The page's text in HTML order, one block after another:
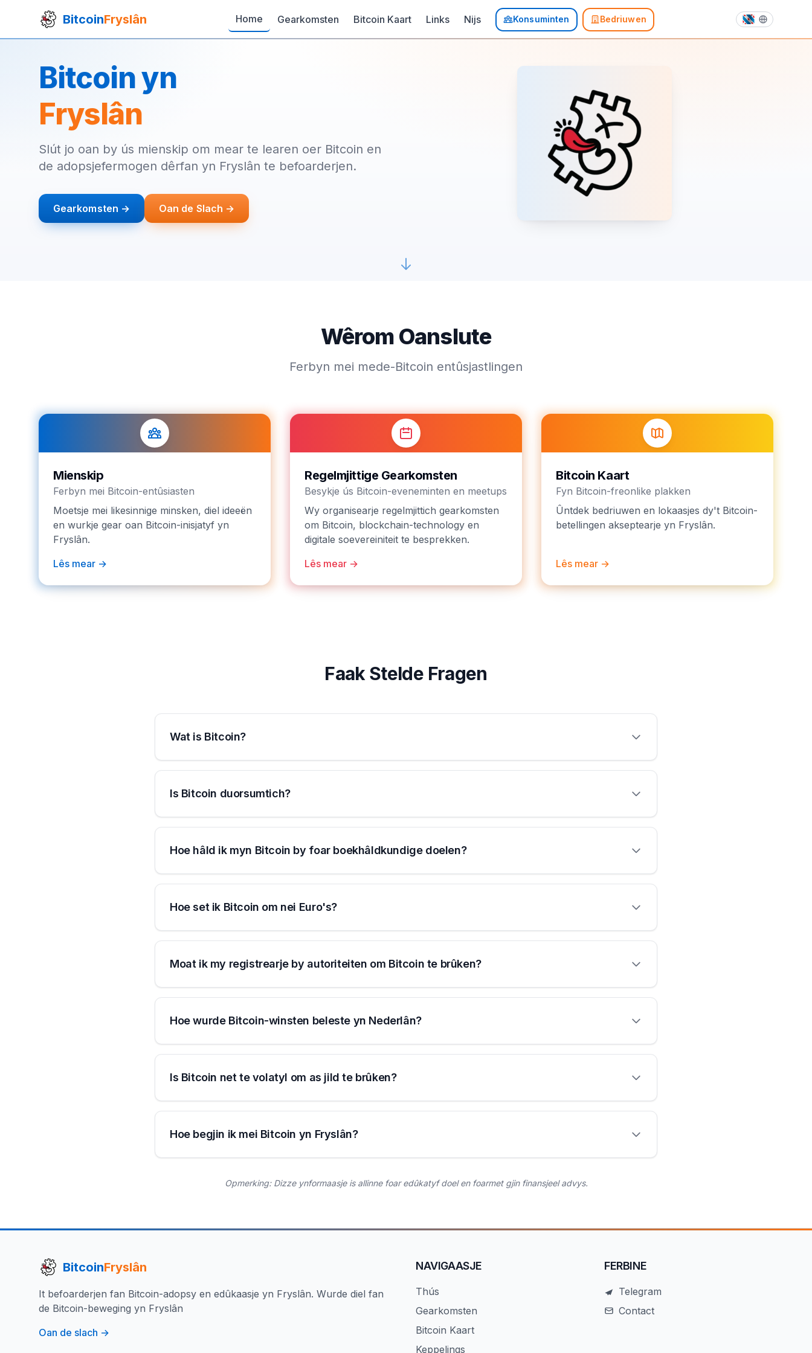
BitcoinFryslân Home Gearkomsten Bitcoin Kaart Links Nijs Konsuminten Bedriuwen
Bitcoin yn
Fryslân
Slút jo oan by ús mienskip om mear te learen oer Bitcoin en
de adopsjefermogen dêrfan yn Fryslân te befoarderjen.
Gearkomsten → Oan de Slach →
Wêrom Oanslute
Ferbyn mei mede-Bitcoin entûsjastlingen
Mienskip
Ferbyn mei Bitcoin-entûsiasten
Moetsje mei likesinnige minsken, diel ideeën
en wurkje gear oan Bitcoin-inisjatyf yn
Fryslân.
Lês mear →
Regelmjittige Gearkomsten
Besykje ús Bitcoin-eveneminten en meetups
Wy organisearje regelmjittich gearkomsten
om Bitcoin, blockchain-technology en
digitale soevereiniteit te besprekken.
Lês mear →
Bitcoin Kaart
Fyn Bitcoin-freonlike plakken
Ûntdek bedriuwen en lokaasjes dy't Bitcoin-
betellingen akseptearje yn Fryslân.
Lês mear →
Faak Stelde Fragen
Wat is Bitcoin?
Is Bitcoin duorsumtich?
Hoe hâld ik myn Bitcoin by foar boekhâldkundige doelen?
Hoe set ik Bitcoin om nei Euro's?
Moat ik my registrearje by autoriteiten om Bitcoin te brûken?
Hoe wurde Bitcoin-winsten beleste yn Nederlân?
Is Bitcoin net te volatyl om as jild te brûken?
Hoe begjin ik mei Bitcoin yn Fryslân?
Opmerking: Dizze ynformaasje is allinne foar edûkatyf doel en foarmet gjin finansjeel advys.
BitcoinFryslân
It befoarderjen fan Bitcoin-adopsy en edûkaasje yn Fryslân. Wurde diel fan
de Bitcoin-beweging yn Fryslân
Oan de slach →
NAVIGAASJE
Thús
Gearkomsten
Bitcoin Kaart
Keppelings
FERBINE
Telegram
Contact